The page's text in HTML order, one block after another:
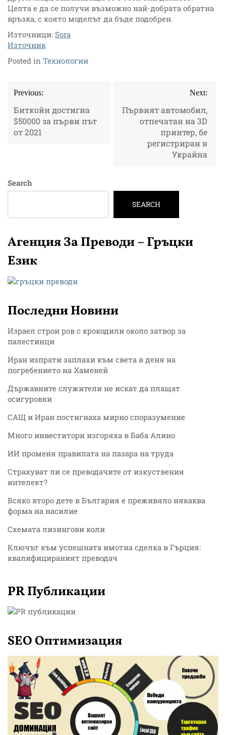
Целта е да се получи възможно най-добрата обратна
връзка, с която моделът да бъде подобрен.
Източници: Sora
Източник
Posted in Технологии
Post
navigation
Previous:
Биткойн достигна
$50000 за първи път
от 2021
Next:
Първият автомобил,
отпечатан на 3D
принтер, бе
регистриран в
Украйна
Search
SEARCH
Агенция За Преводи – Гръцки
Език
Последни Новини
Израел строи ров с крокодили около затвор за
палестинци
Иран изпрати заплахи към света в деня на
погребението на Хаменей
Държавните служители не искат да плащат
осигуровки
САЩ и Иран постигнаха мирно споразумение
Много инвеститори изгоряха в Баба Алино
ИИ променя правилата на пазара на труда
Страхуват ли се преводачите от изкуствения
интелект?
Всяко второ дете в България е преживяло някаква
форма на насилие
Схемата лизингови коли
Ключът към успешната имотна сделка в Гърция:
квалифицираният преводач
PR Публикации
SEO Оптимизация